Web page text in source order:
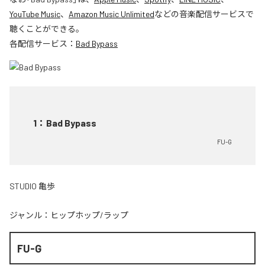
YouTube Music、 Amazon Music Unlimitedなどの音楽配信サービスで
聴くことができる。
各配信サービス： Bad Bypass
1 ： Bad Bypass
FU-G
STUDIO 亀歩
ジャンル： ヒップホップ/ラップ
FU-G